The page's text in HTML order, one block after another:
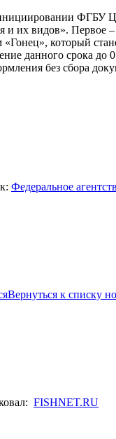
и их видов».
который
данного срока до
без сбора
Федеральное
Вернуться к списку
FISHNET.RU